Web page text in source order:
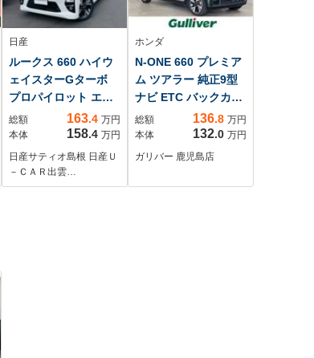
日産
ルークス 660 ハイウ
ェイスターGターボ
プロパイロット エデ
ィション ワンオーナ
ー プロパイロッ
ト 両側電動スライ
ドドア 全周囲カメ
ラ ディスプレイオ
総額 163.4 万円
本体
158.4 万円
日産サティオ島根 日産Ｕ
－ＣＡＲ出雲…
ホンダ
N-ONE 660 プレミア
ム ツアラー 純正9型
ナビ ETC バックカメ
ラ Apple Car Play
シートヒーター ド
ラレコ パドルシフ
ズコントロール コ
総額 136.8 万円
本体
132.0 万円
ガリバー 鹿児島店